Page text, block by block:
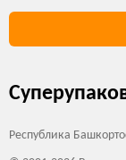
Республика